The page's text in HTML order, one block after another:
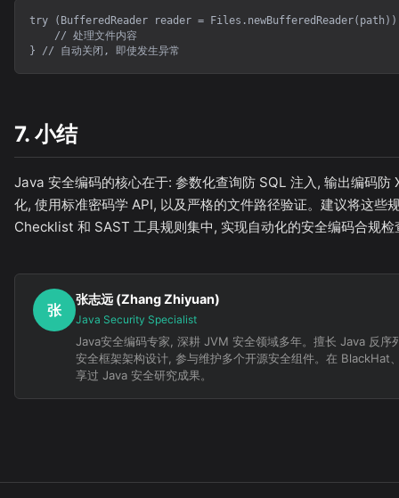
try (BufferedReader reader =
    // 处理文件内容
} // 自动关闭, 即使发生异常
7. 小结
Java 安全编码的核心在于: 参数化查询防 SQL 注入, 输出编码防
化, 使用标准密码学 API, 以及严格的文件路径验证。建议将这些
Checklist 和 SAST 工具规则集中, 实现自动化的安全编码合规检
张
张志远 (Zhang Zhiyuan)
Java Security Specialist
Java安全编码专家, 深耕 JVM 安全领域多年。擅长 Java 反序
安全框架架构设计, 参与维护多个开源安全组件。在 BlackHat
享过 Java 安全研究成果。